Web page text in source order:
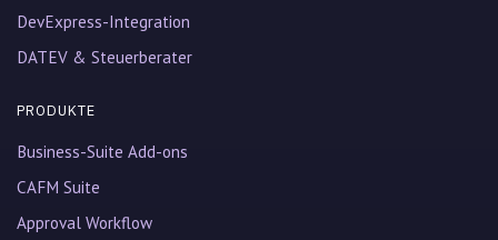
DevExpress-Integration
DATEV & Steuerberater
PRODUKTE
Business-Suite Add-ons
CAFM Suite
Approval Workflow